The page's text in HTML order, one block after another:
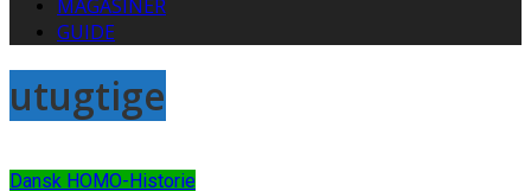
MAGASINER
GUIDE
utugtige
Dansk HOMO-Historie